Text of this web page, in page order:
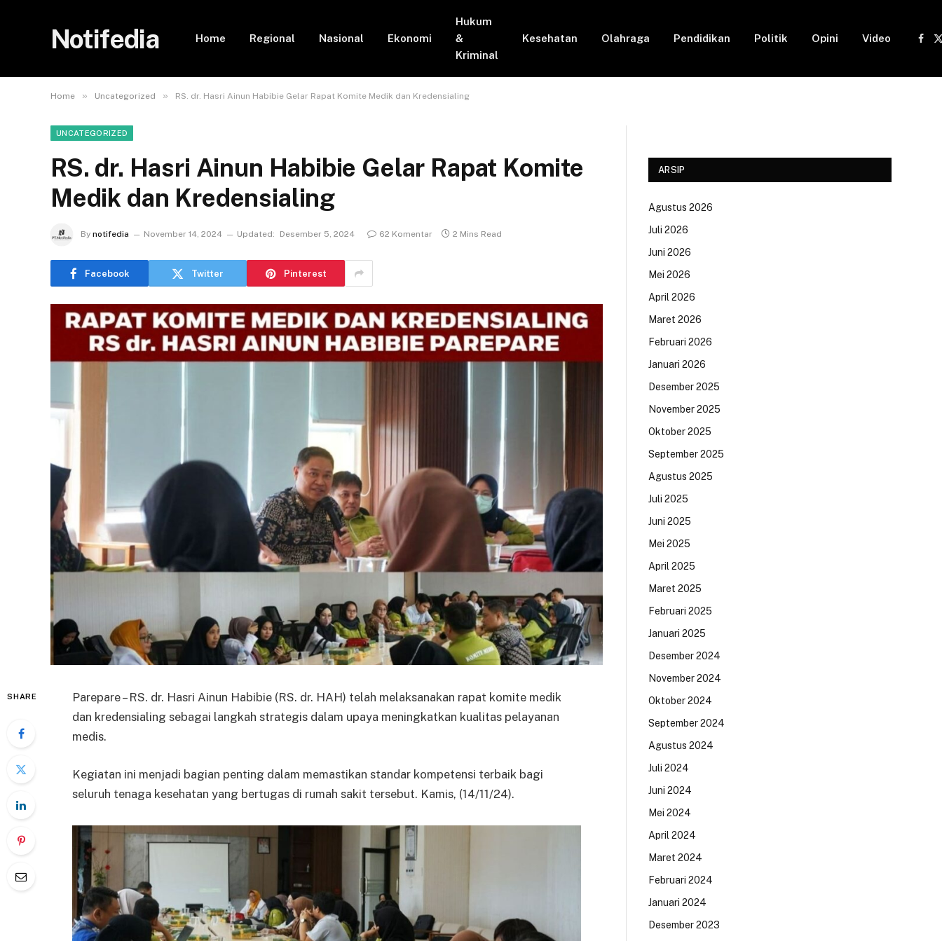
Notifedia Home Regional Nasional Ekonomi
Hukum
&
Kriminal
Kesehatan Olahraga Pendidikan Politik Opini Video
Home » Uncategorized » RS. dr. Hasri Ainun Habibie Gelar Rapat Komite Medik dan Kredensialing
UNCATEGORIZED
RS. dr. Hasri Ainun Habibie Gelar Rapat Komite
Medik dan Kredensialing
By notifedia November 14, 2024 Updated: Desember 5, 2024 62 Komentar 2 Mins Read
Facebook Twitter Pinterest
SHARE
Parepare – RS. dr. Hasri Ainun Habibie (RS. dr. HAH) telah melaksanakan rapat komite medik
dan kredensialing sebagai langkah strategis dalam upaya meningkatkan kualitas pelayanan
medis.
Kegiatan ini menjadi bagian penting dalam memastikan standar kompetensi terbaik bagi
seluruh tenaga kesehatan yang bertugas di rumah sakit tersebut. Kamis, (14/11/24).
ARSIP
Agustus 2026
Juli 2026
Juni 2026
Mei 2026
April 2026
Maret 2026
Februari 2026
Januari 2026
Desember 2025
November 2025
Oktober 2025
September 2025
Agustus 2025
Juli 2025
Juni 2025
Mei 2025
April 2025
Maret 2025
Februari 2025
Januari 2025
Desember 2024
November 2024
Oktober 2024
September 2024
Agustus 2024
Juli 2024
Juni 2024
Mei 2024
April 2024
Maret 2024
Februari 2024
Januari 2024
Desember 2023